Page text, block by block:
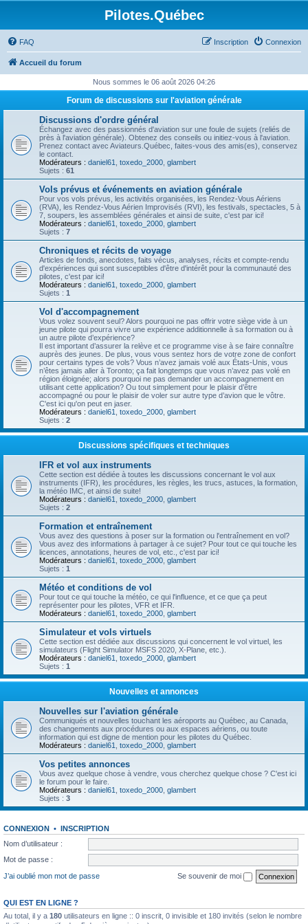
Pilotes.Québec
FAQ Connexion
Inscription
Accueil du forum
Nous sommes le 06 août 2026 04:26
Forum de discussions sur l'aviation générale
Discussions d'ordre général
Échangez avec des passionnés d'aviation sur une foule de sujets (reliés de
près à l'aviation générale). Obtenez des conseils ou initiez-vous à l'aviation.
Prenez contact avec Aviateurs.Québec, faites-vous des amis(es), conservez
le contact.
Modérateurs : daniel61 toxedo_2000 glambert
Sujets : 61
Vols prévus et événements en aviation générale
Pour vos vols prévus, les activités organisées, les Rendez-Vous Aériens
(RVA), les Rendez-Vous Aérien Improvisés (RVI), les festivals, spectacles, 5 à
7, soupers, les assemblées générales et ainsi de suite, c'est par ici!
Modérateurs : daniel61 toxedo_2000 glambert
Sujets : 7
Chroniques et récits de voyage
Articles de fonds, anecdotes, faits vécus, analyses, récits et compte-rendu
d'expériences qui sont susceptibles d'être d'intérêt pour la communauté des
pilotes, c'est par ici!
Modérateurs : daniel61 toxedo_2000 glambert
Sujets : 1
Vol d'accompagnement
Vous volez souvent seul? Alors pourquoi ne pas offrir votre siège vide à un
jeune pilote qui pourra vivre une expérience additionnelle à sa formation ou à
un autre pilote d’expérience?
Il est important d’assurer la relève et ce programme vise à se faire connaître
auprès des jeunes. De plus, vous vous sentez hors de votre zone de confort
pour certains types de vols? Vous n’avez jamais volé aux États-Unis, vous
n’êtes jamais aller à Toronto; ça fait longtemps que vous n’avez pas volé en
région éloignée; alors pourquoi ne pas demander un accompagnement en
utilisant cette application? Ou tout simplement pour le plaisir d’être
accompagné ou pour le plaisir de voler sur autre type d’avion que le vôtre.
C'est ici qu'on peut en jaser.
Modérateurs : daniel61 toxedo_2000 glambert
Sujets : 2
Discussions spécifiques et techniques
IFR et vol aux instruments
Cette section est dédiée à toutes les discussions concernant le vol aux
instruments (IFR), les procédures, les règles, les trucs, astuces, la formation,
la météo IMC, et ainsi de suite!
Modérateurs : daniel61 toxedo_2000 glambert
Sujets : 2
Formation et entraînement
Vous avez des questions à poser sur la formation ou l'entraînement en vol?
Vous avez des informations à partager à ce sujet? Pour tout ce qui touche les
licences, annotations, heures de vol, etc., c'est par ici!
Modérateurs : daniel61 toxedo_2000 glambert
Sujets : 1
Météo et conditions de vol
Pour tout ce qui touche la météo, ce qui l'influence, et ce que ça peut
représenter pour les pilotes, VFR et IFR.
Modérateurs : daniel61 toxedo_2000 glambert
Simulateur et vols virtuels
Cette section est dédiée aux discussions qui concernent le vol virtuel, les
simulateurs (Flight Simulator MSFS 2020, X-Plane, etc.).
Modérateurs : daniel61 toxedo_2000 glambert
Sujets : 1
Nouvelles et annonces
Nouvelles sur l'aviation générale
Communiqués et nouvelles touchant les aéroports au Québec, au Canada,
des changements aux procédures ou aux espaces aériens, ou toute
information qui est digne de mention pour les pilotes du Québec.
Modérateurs : daniel61 toxedo_2000 glambert
Vos petites annonces
Vous avez quelque chose à vendre, vous cherchez quelque chose ? C'est ici
le forum pour le faire.
Modérateurs : daniel61 toxedo_2000 glambert
Sujets : 3
CONNEXION • INSCRIPTION
Nom d’utilisateur :
Mot de passe :
J’ai oublié mon mot de passe
Se souvenir de moi
QUI EST EN LIGNE ?
Au total, il y a 180 utilisateurs en ligne :: 0 inscrit, 0 invisible et 180 invités (selon le nombre